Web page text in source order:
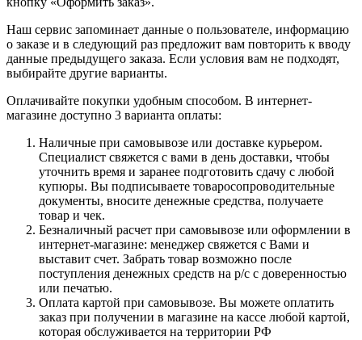
Наш сервис запоминает данные о пользователе, информацию
о заказе и в следующий раз предложит вам повторить к вводу
данные предыдущего заказа. Если условия вам не подходят,
выбирайте другие варианты.
Оплачивайте покупки удобным способом. В интернет-
магазине доступно 3 варианта оплаты:
Наличные при самовывозе или доставке курьером.
Специалист свяжется с вами в день доставки, чтобы
уточнить время и заранее подготовить сдачу с любой
купюры. Вы подписываете товаросопроводительные
документы, вносите денежные средства, получаете
товар и чек.
Безналичный расчет при самовывозе или оформлении в
интернет-магазине: менеджер свяжется с Вами и
выставит счет. Забрать товар возможно после
поступления денежных средств на р/с с доверенностью
или печатью.
Оплата картой при самовывозе. Вы можете оплатить
заказ при получении в магазине на кассе любой картой,
которая обслуживается на территории РФ